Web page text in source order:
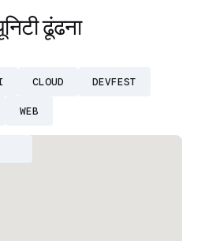
ढूंढना
CLOUD DEVFEST
WEB